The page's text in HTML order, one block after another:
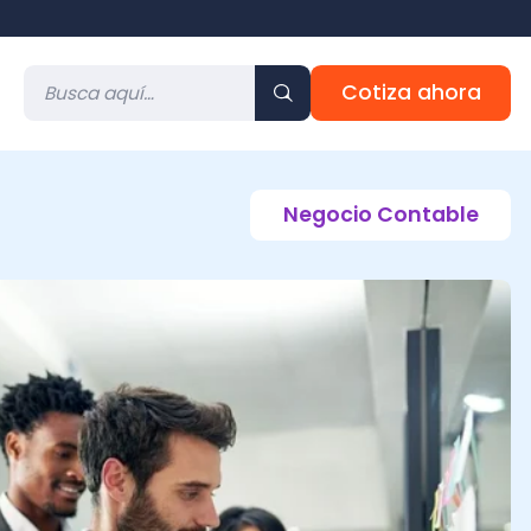
Cotiza ahora
Negocio Contable